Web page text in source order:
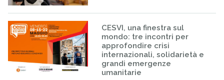
CESVI, una finestra sul
mondo: tre incontri per
approfondire crisi
internazionali, solidarietà e
grandi emergenze
umanitarie